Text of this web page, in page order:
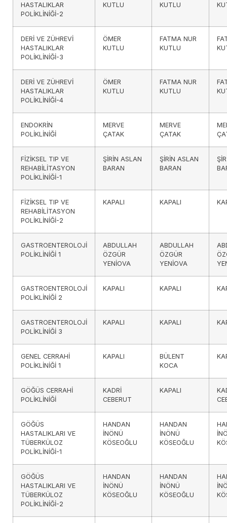
HASTALIKLAR
POLİKLİNİĞİ-2
KUTLU
KUTLU
DERİ VE ZÜHREVİ
HASTALIKLAR
POLİKLİNİĞİ-3
ÖMER
KUTLU
FATMA NUR
KUTLU
DERİ VE ZÜHREVİ
HASTALIKLAR
POLİKLİNİĞİ-4
ÖMER
KUTLU
FATMA NUR
KUTLU
ENDOKRİN
POLİKLİNİĞİ
MERVE
ÇATAK
MERVE
ÇATAK
FİZİKSEL TIP VE
REHABİLİTASYON
POLİKLİNİĞİ-1
ŞİRİN ASLAN
BARAN
ŞİRİN ASLAN
BARAN
FİZİKSEL TIP VE
REHABİLİTASYON
POLİKLİNİĞİ-2
KAPALI KAPALI
GASTROENTEROLOJİ
POLİKLİNİĞİ 1
ABDULLAH
ÖZGÜR
YENİOVA
ABDULLAH
ÖZGÜR
YENİOVA
GASTROENTEROLOJİ
POLİKLİNİĞİ 2
KAPALI KAPALI
GASTROENTEROLOJİ
POLİKLİNİĞİ 3
KAPALI KAPALI
GENEL CERRAHİ
POLİKLİNİĞİ 1
KAPALI
BÜLENT
KOCA
GÖĞÜS CERRAHİ
POLİKLİNİĞİ
KADRİ
CEBERUT
KAPALI
GÖĞÜS
HASTALIKLARI VE
TÜBERKÜLOZ
POLİKLİNİĞİ-1
HANDAN
İNÖNÜ
KÖSEOĞLU
HANDAN
İNÖNÜ
KÖSEOĞLU
GÖĞÜS
HASTALIKLARI VE
TÜBERKÜLOZ
POLİKLİNİĞİ-2
HANDAN
İNÖNÜ
KÖSEOĞLU
HANDAN
İNÖNÜ
KÖSEOĞLU